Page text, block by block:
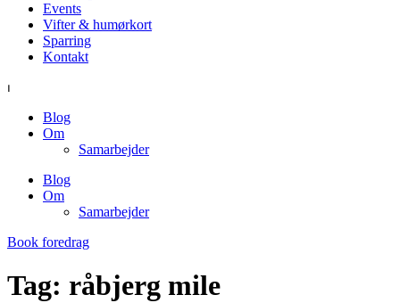
Events
Vifter & humørkort
Sparring
Kontakt
⏐
Blog
Om
Samarbejder
Blog
Om
Samarbejder
Book foredrag
Tag: råbjerg mile